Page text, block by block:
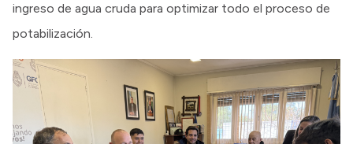
ingreso de agua cruda para optimizar todo el proceso de
potabilización.